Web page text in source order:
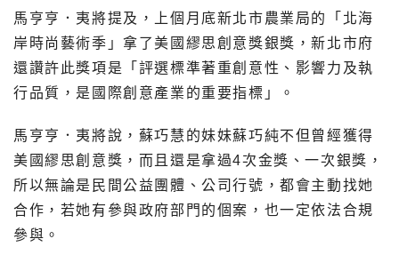
馬亨亨．夷將提及，上個月底新北市農業局的「北海
岸時尚藝術季」拿了美國繆思創意獎銀獎，新北市府
還讚許此獎項是「評選標準著重創意性、影響力及執
行品質，是國際創意產業的重要指標」。
馬亨亨．夷將說，蘇巧慧的妹妹蘇巧純不但曾經獲得
美國繆思創意獎，而且還是拿過4次金獎、一次銀獎，
所以無論是民間公益團體、公司行號，都會主動找她
合作，若她有參與政府部門的個案，也一定依法合規
參與。